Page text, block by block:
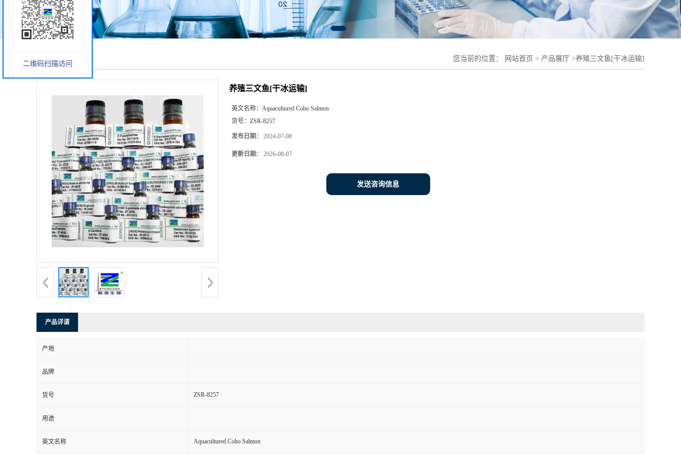
产品展厅 您当前的位置： 网站首页 > 产品展厅 >养殖三文鱼[干冰运输]
养殖三文鱼[干冰运输]
英文名称： Aquacultured Coho Salmon
货号： ZSR-8257
发布日期： 2024-07-08
更新日期： 2026-08-07
发送咨询信息
产品详请
产地
品牌
货号 ZSR-8257
用途
英文名称 Aquacultured Coho Salmon
二维码扫描访问